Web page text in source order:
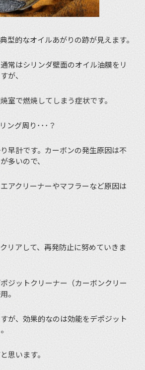
型的なオイルあがりの跡が見えます。
常はシリンダ壁面のオイル油膜をリ
が、
室で燃焼してしまう症状です。
ング周り･･･？
早計です。カーボンの発生原因は不
多いので、
アクリーナーやマフラーなど原因は
リアして、再発防止に努めていきま
ジットクリーナー（カーボンクリー
。
が、効果的なのは効能をデポジット
思います。